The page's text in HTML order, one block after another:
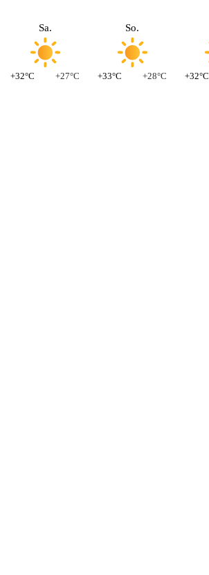
Sa.
+32°C +27°C
So.
+33°C +28°C +32°C